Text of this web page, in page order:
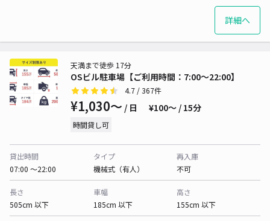
詳細へ
OSビル駐車場【ご利用時間：7:00～22:00】
天満まで徒歩 17分
4.7 / 367件
¥1,030〜 / 日 ¥100〜 / 15分
時間貸し可
貸出時間
07:00 〜22:00
タイプ
機械式（有人）
再入庫
不可
長さ
505cm 以下
車幅
185cm 以下
高さ
155cm 以下